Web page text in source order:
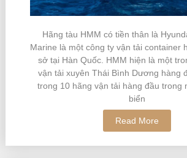
Hãng tàu HMM có tiền thân là
Marine là một công ty vận tải container
sở tại Hàn Quốc. HMM hiện là một
vận tải xuyên Thái Bình Dương hàng
trong 10 hãng vận tải hàng đầu trong
biển
Read More